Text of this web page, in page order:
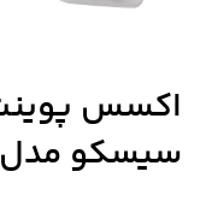
اکسس
سیسکو مدل Cisco WAP150